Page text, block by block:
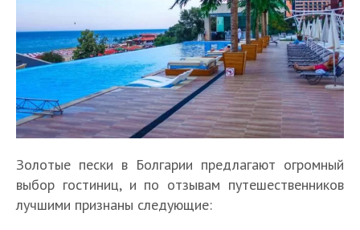
Золотые пески в Болгарии предлагают огромный
выбор гостиниц, и по отзывам путешественников
лучшими признаны следующие: